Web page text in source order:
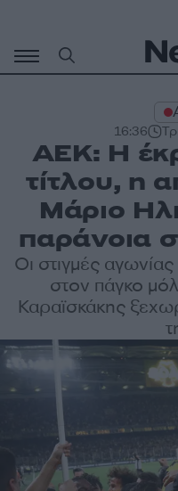
περιεχόμενο
16:36
ΑΕΚ: Η
τίτλου, η
Μάριο
παράνοια
Οι στιγμές αγωνίας
στον πάγκο
Καραϊσκάκης